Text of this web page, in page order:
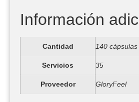
Información
Cantidad 140 cápsulas
Servicios 35
Proveedor GloryFeel